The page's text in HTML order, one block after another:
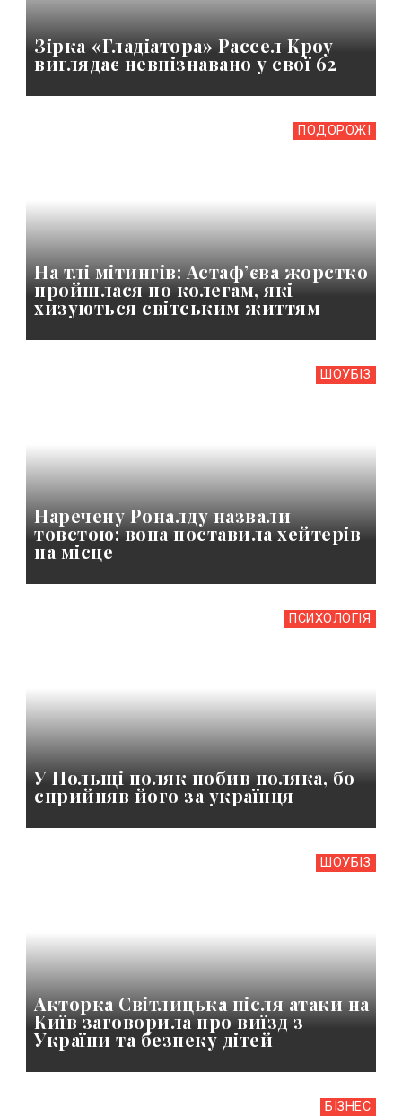
Зірка «Гладіатора» Рассел Кроу
виглядає невпізнавано у свої 62
ПОДОРОЖІ
На тлі мітингів: Астафʼєва жорстко
пройшлася по колегам, які
хизуються світським життям
ШОУБIЗ
Наречену Роналду назвали
товстою: вона поставила хейтерів
на місце
ПСИХОЛОГІЯ
У Польщі поляк побив поляка, бо
сприйняв його за українця
ШОУБIЗ
Акторка Світлицька після атаки на
Київ заговорила про виїзд з
України та безпеку дітей
БІЗНЕС